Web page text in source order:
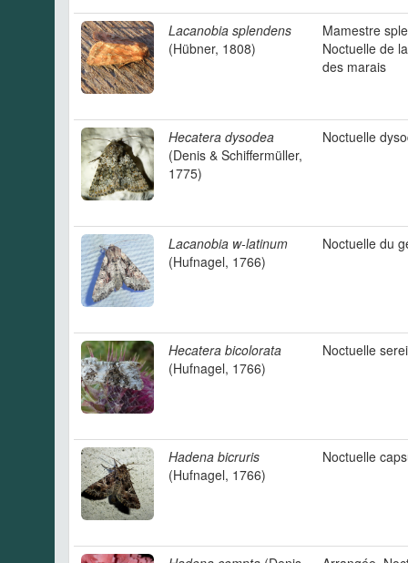
Lacanobia splendens
(Hübner, 1808)
Mamestre
Noctuelle de
des marais
Hecatera dysodea
(Denis & Schiffermüller,
1775)
Noctuelle
Lacanobia w-latinum
(Hufnagel, 1766)
Noctuelle du
Hecatera bicolorata
(Hufnagel, 1766)
Noctuelle
Hadena bicruris
(Hufnagel, 1766)
Noctuelle